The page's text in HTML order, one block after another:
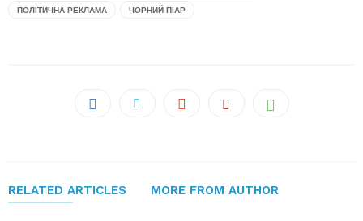
ПОЛІТИЧНА РЕКЛАМА ЧОРНИЙ ПІАР
RELATED ARTICLES MORE FROM AUTHOR